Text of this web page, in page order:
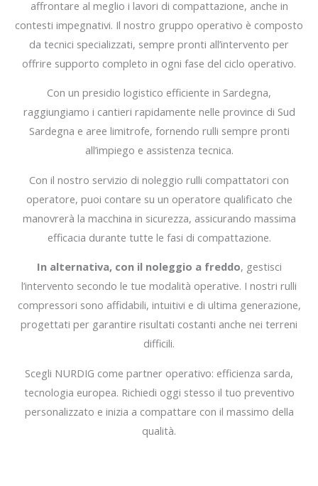
affrontare al meglio i lavori di compattazione, anche in
contesti impegnativi. Il nostro gruppo operativo è composto
da tecnici specializzati, sempre pronti all’intervento per
offrire supporto completo in ogni fase del ciclo operativo.
Con un presidio logistico efficiente in Sardegna,
raggiungiamo i cantieri rapidamente nelle province di Sud
Sardegna e aree limitrofe, fornendo rulli sempre pronti
all’impiego e assistenza tecnica.
Con il nostro servizio di noleggio rulli compattatori con
operatore, puoi contare su un operatore qualificato che
manovrerà la macchina in sicurezza, assicurando massima
efficacia durante tutte le fasi di compattazione.
In alternativa, con il noleggio a freddo, gestisci
l’intervento secondo le tue modalità operative. I nostri rulli
compressori sono affidabili, intuitivi e di ultima generazione,
progettati per garantire risultati costanti anche nei terreni
difficili.
Scegli NURDIG come partner operativo: efficienza sarda,
tecnologia europea. Richiedi oggi stesso il tuo preventivo
personalizzato e inizia a compattare con il massimo della
qualità.